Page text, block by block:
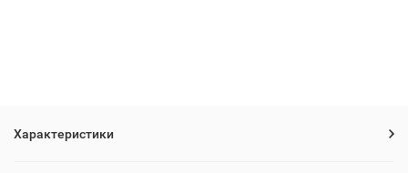
Характеристики